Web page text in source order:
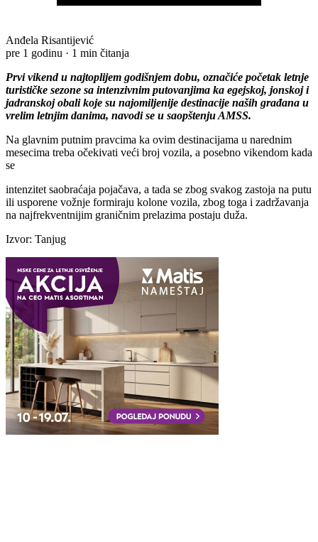
Anđela Risantijević
pre 1 godinu · 1 min čitanja
Prvi vikend u najtoplijem godišnjem dobu, označiće početak letnje
turističke sezone sa intenzivnim putovanjima ka egejskoj, jonskoj i
jadranskoj obali koje su najomiljenije destinacije naših građana u
vrelim letnjim danima, navodi se u saopštenju AMSS.
Na glavnim putnim pravcima ka ovim destinacijama u narednim
mesecima treba očekivati veći broj vozila, a posebno vikendom kada
se
intenzitet saobraćaja pojačava, a tada se zbog svakog zastoja na putu
ili usporene vožnje formiraju kolone vozila, zbog toga i zadržavanja
na najfrekventnijim graničnim prelazima postaju duža.
Izvor: Tanjug